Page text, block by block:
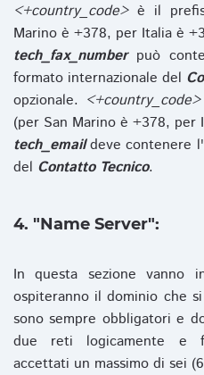
<+country_code>è il
Marino è +378, per Italia è
tech_fax_numberpuò
formato internazionale del
opzionale. <+country_code>
(per San Marino è +378, per
tech_emaildeve contenere
del Contatto Tecnico.
4. "Name Server":
In questa sezione vanno
ospiteranno il dominio che
sono sempre obbligatori e
due reti logicamente e
accettati un massimo di sei